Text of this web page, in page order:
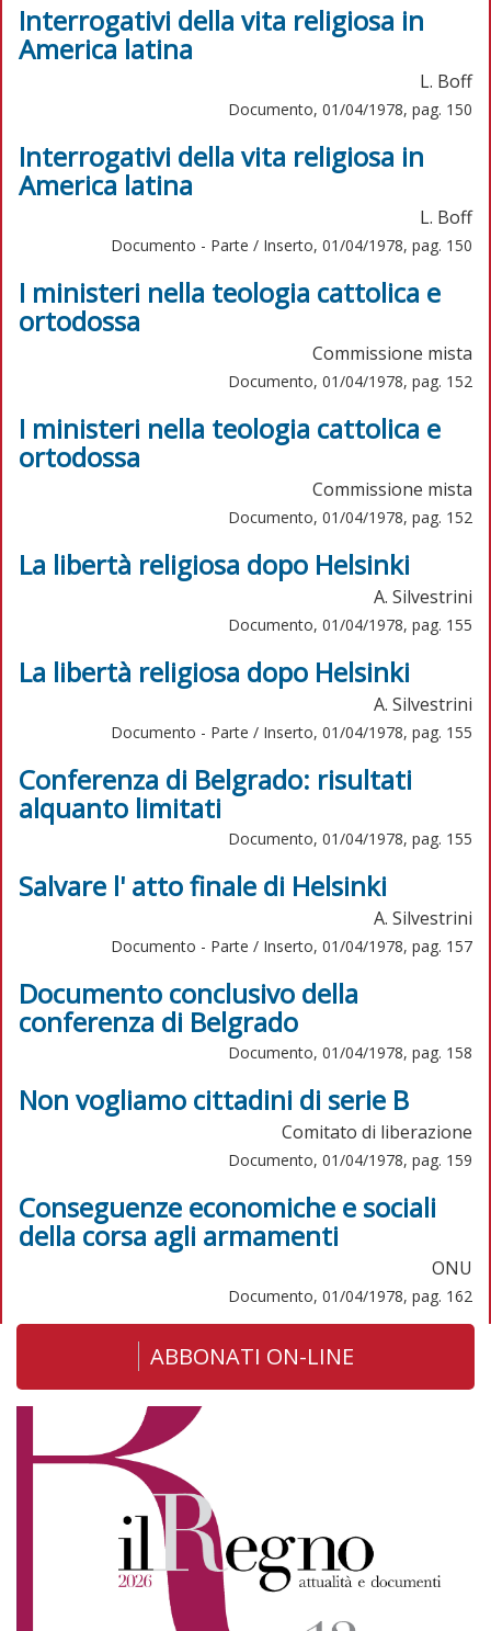
Interrogativi della vita religiosa in
America latina
L. Boff
Documento, 01/04/1978, pag. 150
Interrogativi della vita religiosa in
America latina
L. Boff
Documento - Parte / Inserto, 01/04/1978, pag. 150
I ministeri nella teologia cattolica e
ortodossa
Commissione mista
Documento, 01/04/1978, pag. 152
I ministeri nella teologia cattolica e
ortodossa
Commissione mista
Documento, 01/04/1978, pag. 152
La libertà religiosa dopo Helsinki
A. Silvestrini
Documento, 01/04/1978, pag. 155
La libertà religiosa dopo Helsinki
A. Silvestrini
Documento - Parte / Inserto, 01/04/1978, pag. 155
Conferenza di Belgrado: risultati
alquanto limitati
Documento, 01/04/1978, pag. 155
Salvare l' atto finale di Helsinki
A. Silvestrini
Documento - Parte / Inserto, 01/04/1978, pag. 157
Documento conclusivo della
conferenza di Belgrado
Documento, 01/04/1978, pag. 158
Non vogliamo cittadini di serie B
Comitato di liberazione
Documento, 01/04/1978, pag. 159
Conseguenze economiche e sociali
della corsa agli armamenti
ONU
Documento, 01/04/1978, pag. 162
ABBONATI ON-LINE